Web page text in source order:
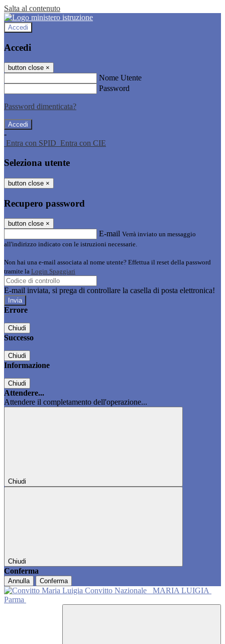
Salta al contenuto
Accedi
Accedi
button close ×
Nome Utente
Password
Password dimenticata?
-
Entra con SPID Entra con CIE
Seleziona utente
button close ×
Recupero password
button close ×
E-mail Verrà inviato un messaggio
all'indirizzo indicato con le istruzioni necessarie.
Non hai una e-mail associata al nome utente? Effettua il reset della password
tramite la Login Spaggiari
E-mail inviata, si prega di controllare la casella di posta elettronica!
Errore
Chiudi
Successo
Chiudi
Informazione
Chiudi
Attendere...
Attendere il completamento dell'operazione...
Chiudi
Chiudi
Conferma
Annulla Conferma
Convitto Nazionale
MARIA LUIGIA
Parma